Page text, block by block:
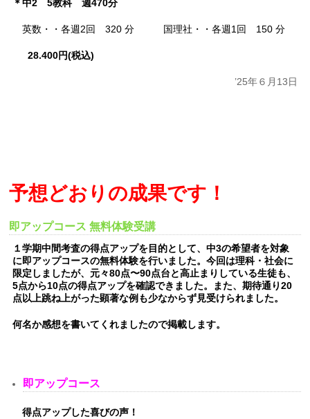
＊中2 5教科 週470分
英数・・各週2回 320 分 国理社・・各週1回 150 分
28.400円(税込)
’25年６月13日
予想どおりの成果です！
即アップコース 無料体験受講
１学期中間考査の得点アップを目的として、中3の希望者を対象
に即アップコースの無料体験を行いました。今回は理科・社会に
限定しましたが、元々80点〜90点台と高止まりしている生徒も、
5点から10点の得点アップを確認できました。また、期待通り20
点以上跳ね上がった顕著な例も少なからず見受けられました。
何名か感想を書いてくれましたので掲載します。
即アップコース
得点アップした喜びの声！